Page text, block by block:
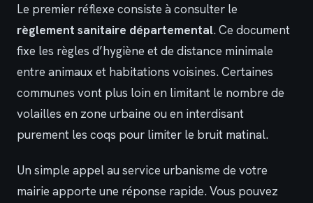
Le premier réflexe consiste à consulter le
règlement sanitaire départemental. Ce document
fixe les règles d’hygiène et de distance minimale
entre animaux et habitations voisines. Certaines
communes vont plus loin en limitant le nombre de
volailles en zone urbaine ou en interdisant
purement les coqs pour limiter le bruit matinal.
Un simple appel au service urbanisme de votre
mairie apporte une réponse rapide. Vous pouvez